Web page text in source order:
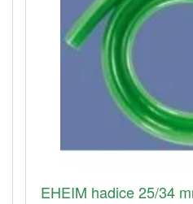
EHEIM hadice 25/34